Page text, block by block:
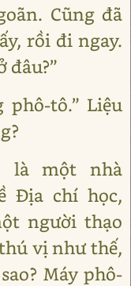
Cũng đã
rồi đi ngay.
đâu?”
phô-tô.” Liệu
là một nhà
Địa chí học,
người thạo
vị như thế,
Máy phô-